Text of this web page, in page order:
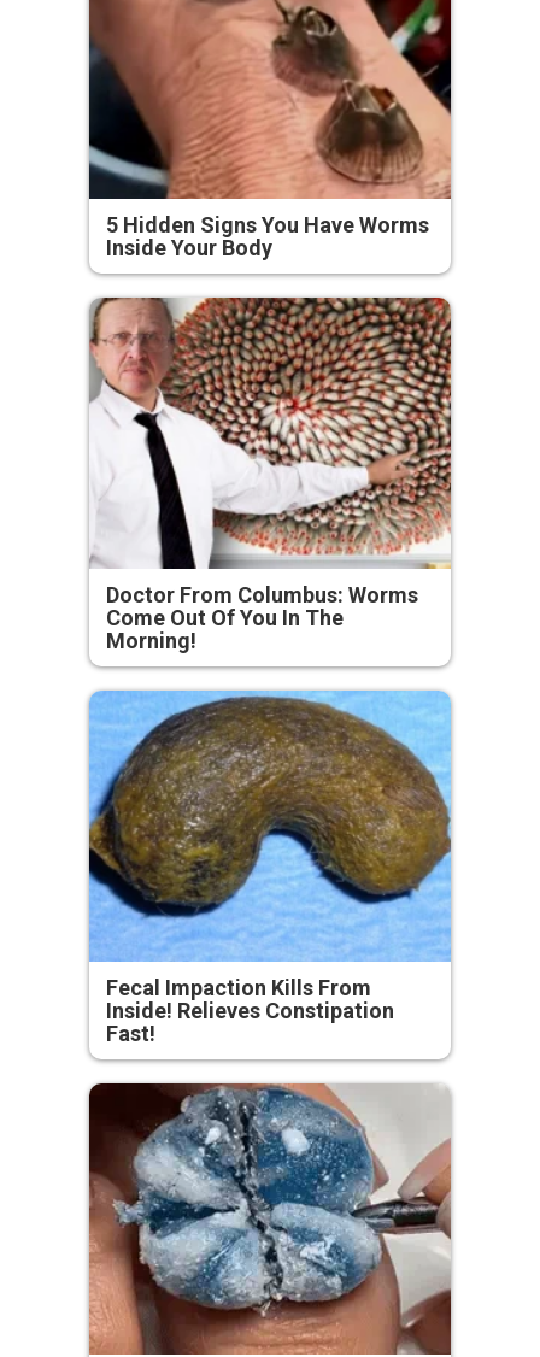
5 Hidden Signs You Have Worms
Inside Your Body
Doctor From Columbus: Worms
Come Out Of You In The
Morning!
Fecal Impaction Kills From
Inside! Relieves Constipation
Fast!